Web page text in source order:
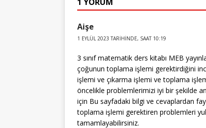
k
Aişe
1 EYLÜL 2023 TARIHINDE, SAAT 10:19
3 sınıf matematik ders kitabı MEB
çoğunun toplama işlemi gerektirdiğini
işlemi ve çıkarma işlemi ve toplama
öncelikle problemlerimizi iyi bir şekilde
için Bu sayfadaki bilgi ve cevaplardan
toplama işlemi gerektiren problemleri
tamamlayabilirsiniz.